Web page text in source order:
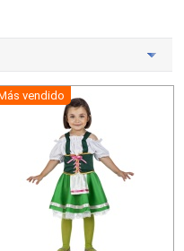
vendido